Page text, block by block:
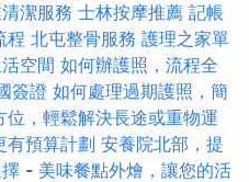
潔服務 士林按摩推薦 記帳
程 北屯整骨服務 護理之家單
空間 如何辦護照，流程全
簽證 如何處理過期護照，簡
位，輕鬆解決長途或重物運
有預算計劃 安養院北部，提
- 美味餐點外燴，讓您的活